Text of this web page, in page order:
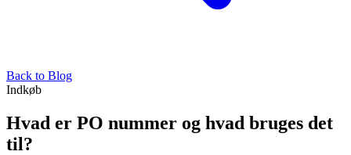
Back to Blog
Indkøb
Hvad er PO nummer og hvad bruges det
til?